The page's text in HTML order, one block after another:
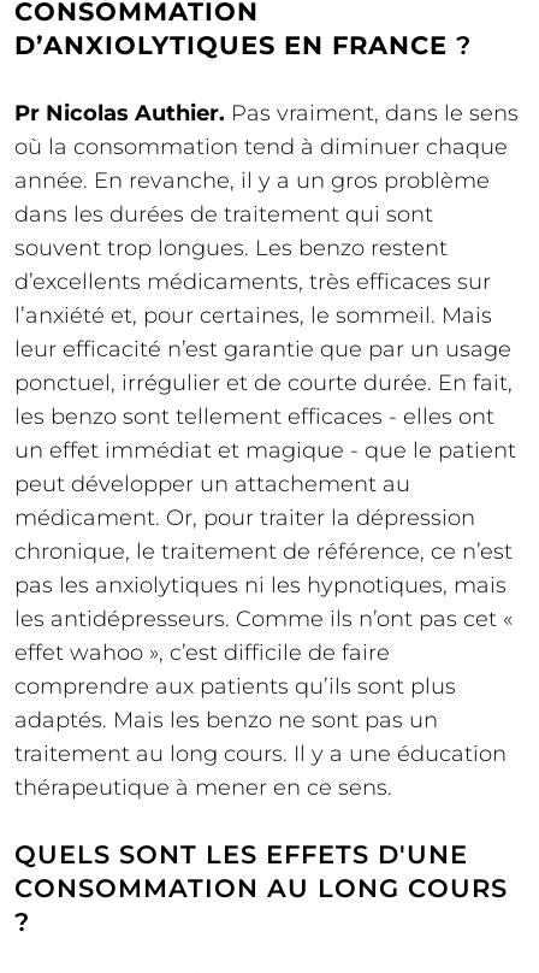
CONSOMMATION
D’ANXIOLYTIQUES EN FRANCE ?
Pr Nicolas Authier. Pas vraiment, dans le sens
où la consommation tend à diminuer chaque
année. En revanche, il y a un gros problème
dans les durées de traitement qui sont
souvent trop longues. Les benzo restent
d’excellents médicaments, très efficaces sur
l’anxiété et, pour certaines, le sommeil. Mais
leur efficacité n’est garantie que par un usage
ponctuel, irrégulier et de courte durée. En fait,
les benzo sont tellement efficaces - elles ont
un effet immédiat et magique - que le patient
peut développer un attachement au
médicament. Or, pour traiter la dépression
chronique, le traitement de référence, ce n’est
pas les anxiolytiques ni les hypnotiques, mais
les antidépresseurs. Comme ils n’ont pas cet «
effet wahoo », c’est difficile de faire
comprendre aux patients qu’ils sont plus
adaptés. Mais les benzo ne sont pas un
traitement au long cours. Il y a une éducation
thérapeutique à mener en ce sens.
QUELS SONT LES EFFETS D'UNE
CONSOMMATION AU LONG COURS
?